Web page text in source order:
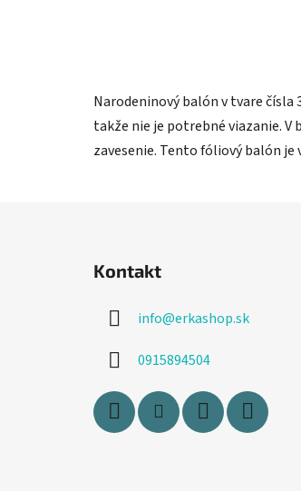
Narodeninový balón v tvare čísla
takže nie je potrebné viazanie. V
zavesenie. Tento fóliový balón
Kontakt
info@erkashop.sk
0915894504